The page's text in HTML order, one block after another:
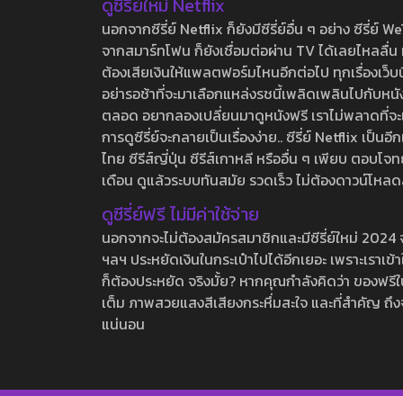
นอกจากซีรี่ย์ Netflix ก็ยังมีซีรี่ย์อื่น ๆ อย่าง ซีรี่ย์
จากสมาร์ทโฟน ก็ยังเชื่อมต่อผ่าน TV ได้เลยไหลลื่
ต้องเสียเงินให้แพลตฟอร์มไหนอีกต่อไป ทุกเรื่องเว็
อย่ารอช้าที่จะมาเลือกแหล่งรชนี้เพลิดเพลินไปกับห
ตลอด อยากลองเปลี่ยนมาดูหนังฟรี เราไม่พลาดที่
การดูซีรี่ย์จะกลายเป็นเรื่องง่าย.. ซีรี่ย์ Netflix เป็น
ไทย ซีรีส์ญี่ปุ่น ซีรีส์เกาหลี หรืออื่น ๆ เพียบ ตอบโจท
เดือน ดูแล้วระบบทันสมัย รวดเร็ว ไม่ต้องดาวน์โห
ดูซีรี่ย์ฟรี ไม่มีค่าใช้จ่าย
นอกจากจะไม่ต้องสมัครสมาชิกและมีซีรี่ย์ใหม่
ฯลฯ ประหยัดเงินในกระเป๋าไปได้อีกเยอะ เพราะเร
ก็ต้องประหยัด จริงมั้ย? หากคุณกำลังคิดว่า ของฟ
เต็ม ภาพสวยแสงสีเสียงกระหึ่มสะใจ และที่สำคัญ
แน่นอน